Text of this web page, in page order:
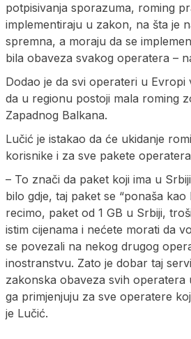
potpisivanja sporazuma, roming
implementiraju u zakon, na šta je
spremna, a moraju da se
bila obaveza svakog operatera –
Dodao je da svi operateri u Evropi
da u regionu postoji mala roming
Zapadnog Balkana.
Lučić je istakao da će ukidanje
korisnike i za sve pakete
– To znači da paket koji ima u
bilo gdje, taj paket se “ponaša kao
recimo, paket od 1 GB u Srbiji,
istim cijenama i nećete morati da
se povezali na nekog drugog
inostranstvu. Zato je dobar taj
zakonska obaveza svih operatera
ga primjenjuju za sve operatere
je Lučić.